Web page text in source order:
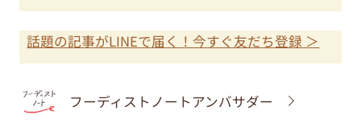
話題の記事がLINEで届く！今すぐ友だち登録 ＞
フーディストノートアンバサダー